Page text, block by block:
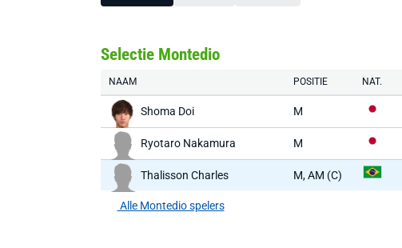
Selectie Montedio
NAAM POSITIE NAT.
Shoma Doi M
Ryotaro Nakamura M
Thalisson Charles M, AM (C)
Alle Montedio spelers